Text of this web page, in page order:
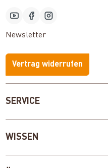
SERVICE
WISSEN
Newsletter
Vertrag widerrufen